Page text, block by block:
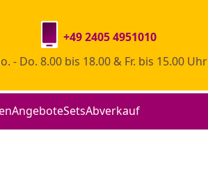
+49 2405 4951010
- Do. 8.00 bis 18.00 & Fr. bis 15.00 Uhr
AngeboteSetsAbverkauf